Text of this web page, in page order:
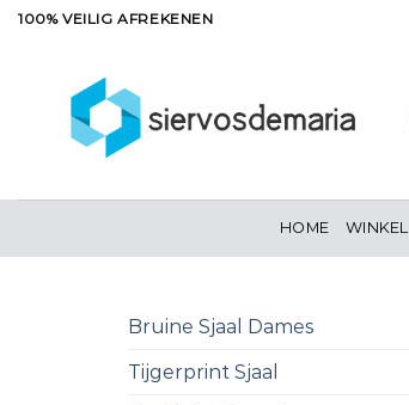
Ga100% VEILIG AFREKENEN
HOME WINKEL
Bruine Sjaal Dames
Tijgerprint Sjaal